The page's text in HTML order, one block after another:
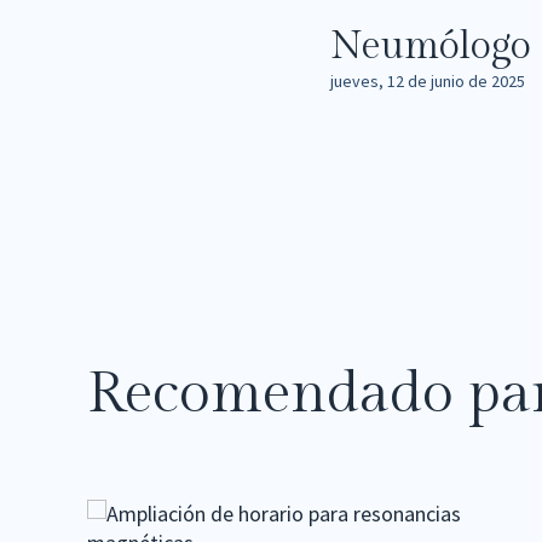
Neumólogo
jueves, 12 de junio de 2025
Recomendado